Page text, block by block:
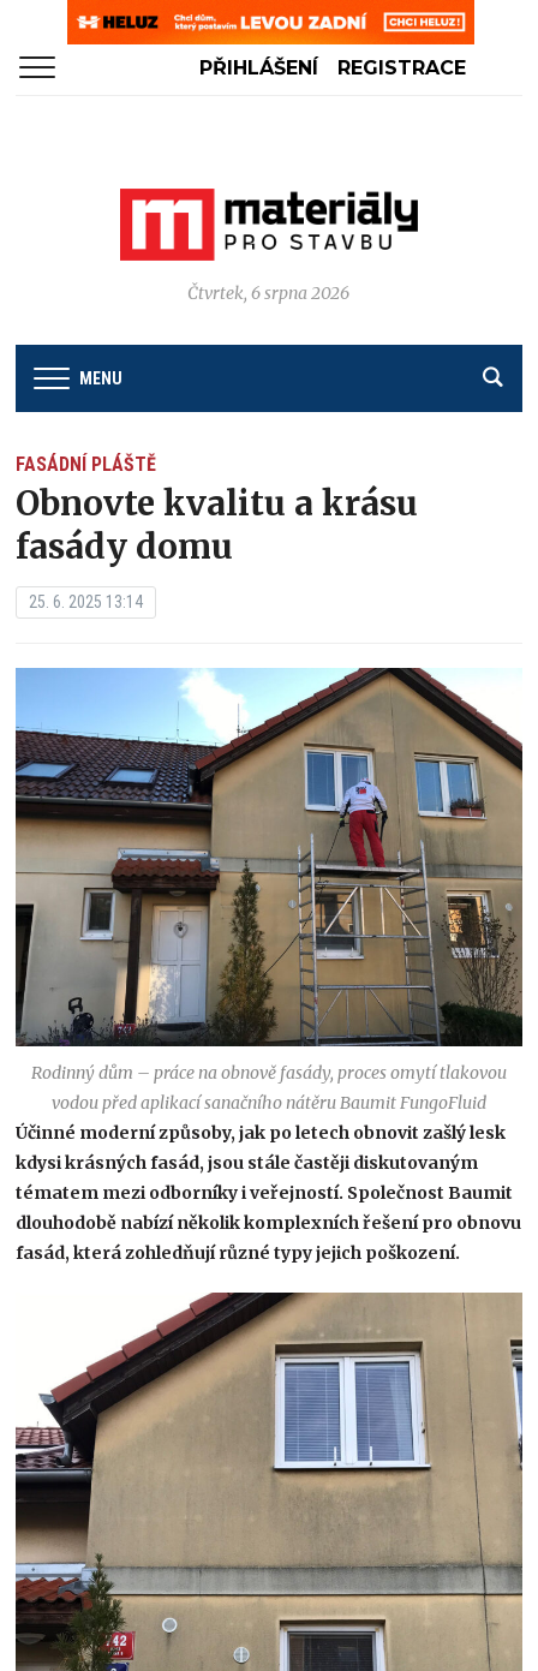
PŘIHLÁŠENÍ REGISTRACE
Čtvrtek, 6 srpna 2026
MENU
FASÁDNÍ PLÁŠTĚ
Obnovte kvalitu a krásu
fasády domu
25. 6. 2025 13:14
Rodinný dům – práce na obnově fasády, proces omytí tlakovou
vodou před aplikací sanačního nátěru Baumit FungoFluid
Účinné moderní způsoby, jak po letech obnovit zašlý lesk
kdysi krásných fasád, jsou stále častěji diskutovaným
tématem mezi odborníky i veřejností. Společnost Baumit
dlouhodobě nabízí několik komplexních řešení pro obnovu
fasád, která zohledňují různé typy jejich poškození.